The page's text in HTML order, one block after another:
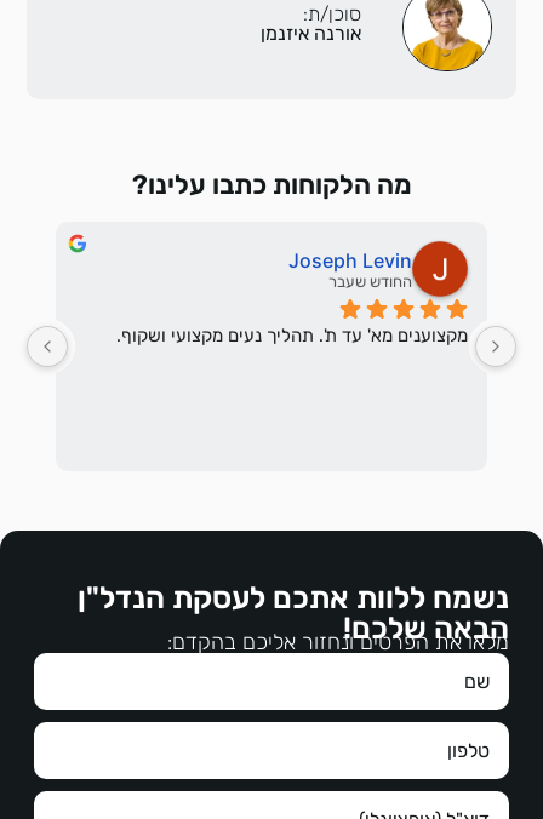
סוכן/ת:
אורנה איזנמן
מה הלקוחות כתבו עלינו?
Joseph Levin
החודש שעבר
מקצוענים מא' עד ת'. תהליך נעים מקצועי ושקוף.
נשמח ללוות אתכם לעסקת הנדל"ן
הבאה שלכם!
מלאו את הפרטים ונחזור אליכם בהקדם: